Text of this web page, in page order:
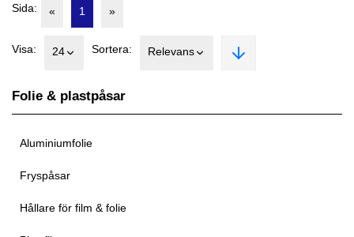
Folie & plastpåsar
Aluminiumfolie
Fryspåsar
Hållare för film & folie
Sida: « 1 »
Visa: 24 Sortera: Relevans